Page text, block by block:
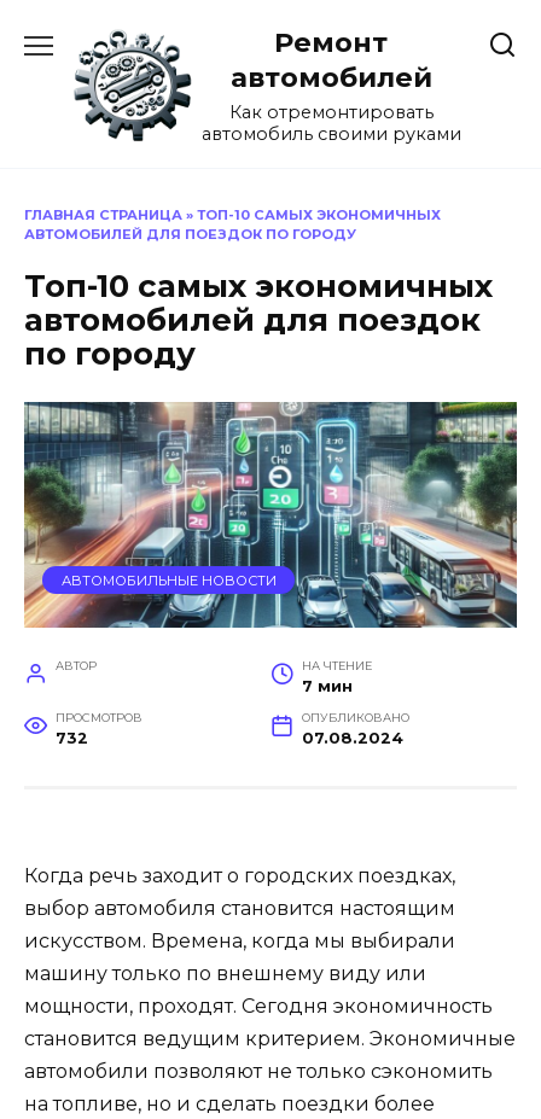
содержанию
Ремонт
автомобилей
Как отремонтировать
автомобиль своими руками
ГЛАВНАЯ СТРАНИЦА » ТОП-10 САМЫХ ЭКОНОМИЧНЫХ
АВТОМОБИЛЕЙ ДЛЯ ПОЕЗДОК ПО ГОРОДУ
Топ-10 самых экономичных
автомобилей для поездок
по городу
АВТОМОБИЛЬНЫЕ НОВОСТИ
АВТОР НА ЧТЕНИЕ
7 мин
ПРОСМОТРОВ
732
ОПУБЛИКОВАНО
07.08.2024
Когда речь заходит о городских поездках,
выбор автомобиля становится настоящим
искусством. Времена, когда мы выбирали
машину только по внешнему виду или
мощности, проходят. Сегодня экономичность
становится ведущим критерием. Экономичные
автомобили позволяют не только сэкономить
на топливе, но и сделать поездки более